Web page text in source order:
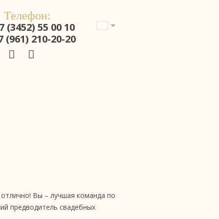
Телефон:
(3452) 55 00 10
(961) 210-20-20
Вы – лучшая команда по
предводитель свадебных